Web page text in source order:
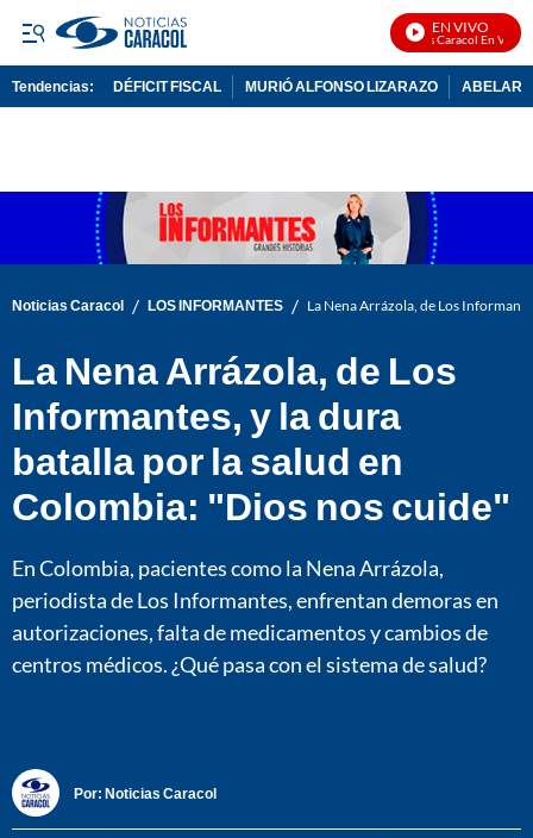
EN VIVO
Noticias Caracol En Vivo
Tendencias: DÉFICIT FISCAL MURIÓ ALFONSO LIZARAZO
Noticias Caracol / LOS INFORMANTES / La Nena Arrázola, de Los
La Nena Arrázola, de Los
Informantes, y la dura
batalla por la salud en
Colombia: "Dios nos cuide"
En Colombia, pacientes como la Nena Arrázola,
periodista de Los Informantes, enfrentan demoras en
autorizaciones, falta de medicamentos y cambios de
centros médicos. ¿Qué pasa con el sistema de salud?
Por: Noticias Caracol